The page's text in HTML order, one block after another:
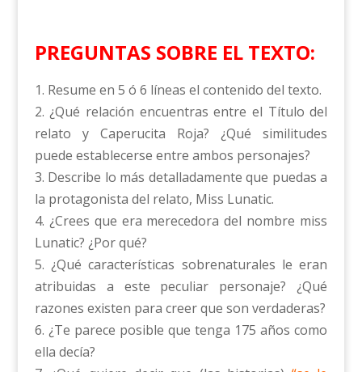
PREGUNTAS SOBRE EL TEXTO:
1. Resume en 5 ó 6 líneas el contenido del texto.
2. ¿Qué relación encuentras entre el Título del
relato y Caperucita Roja? ¿Qué similitudes
puede establecerse entre ambos personajes?
3. Describe lo más detalladamente que puedas a
la protagonista del relato, Miss Lunatic.
4. ¿Crees que era merecedora del nombre miss
Lunatic? ¿Por qué?
5. ¿Qué características sobrenaturales le eran
atribuidas a este peculiar personaje? ¿Qué
razones existen para creer que son verdaderas?
6. ¿Te parece posible que tenga 175 años como
ella decía?